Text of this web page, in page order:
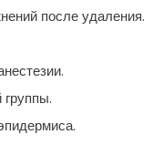
после удаления.